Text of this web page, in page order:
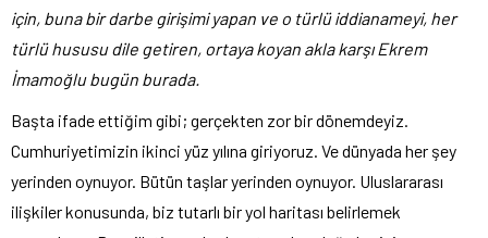
için, buna bir darbe girişimi yapan ve o türlü iddianameyi, her
türlü hususu dile getiren, ortaya koyan akla karşı Ekrem
İmamoğlu bugün burada.
Başta ifade ettiğim gibi; gerçekten zor bir dönemdeyiz.
Cumhuriyetimizin ikinci yüz yılına giriyoruz. Ve dünyada her şey
yerinden oynuyor. Bütün taşlar yerinden oynuyor. Uluslararası
ilişkiler konusunda, biz tutarlı bir yol haritası belirlemek